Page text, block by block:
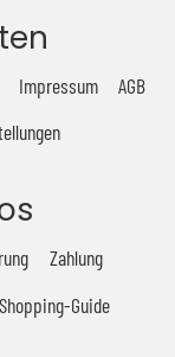
Impressum
AGB
Zahlung
Shopping-Guide